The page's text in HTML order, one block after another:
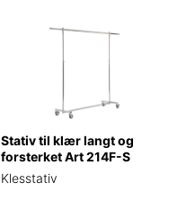
Alternativene
kan
velges
Stativ til klær langt og
forsterket Art 214F-S
Klesstativ